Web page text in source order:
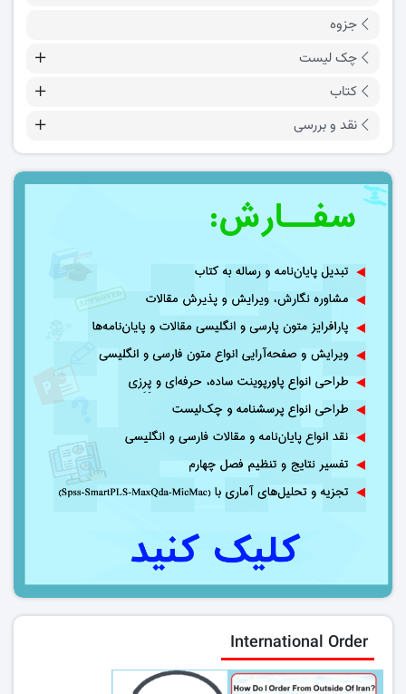
جزوه
چک لیست
کتاب
نقد و بررسی
International Order